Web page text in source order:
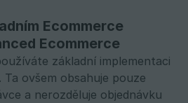
Ecommerce
Ecommerce
základní implementaci
Ta ovšem obsahuje pouze
a nerozděluje objednávku